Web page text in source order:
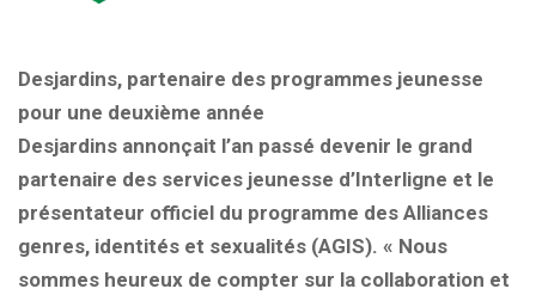
Desjardins, partenaire des programmes jeunesse
pour une deuxième année
Desjardins annonçait l’an passé devenir le grand
partenaire des services jeunesse d’Interligne et le
présentateur officiel du programme des Alliances
genres, identités et sexualités (AGIS). « Nous
sommes heureux de compter sur la collaboration et